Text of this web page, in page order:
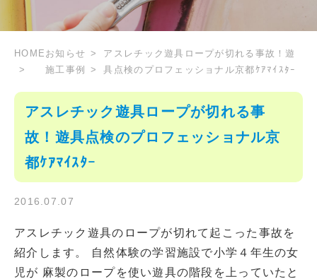
HOME お知らせ
施工事例
アスレチック遊具ロープが切れる事故！遊
具点検のプロフェッショナル京都ｹｱﾏｲｽﾀｰ
アスレチック遊具ロープが切れる事
故！遊具点検のプロフェッショナル京
都ｹｱﾏｲｽﾀｰ
2016.07.07
アスレチック遊具のロープが切れて起こった事故を
紹介します。 自然体験の学習施設で小学４年生の女
児が 麻製のロープを使い遊具の階段を上っていたと